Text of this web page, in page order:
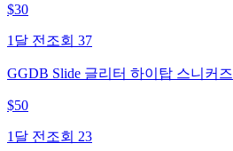
$30
1달 전 조회 37
GGDB Slide 글리터 하이탑 스니커즈
$50
1달 전 조회 23